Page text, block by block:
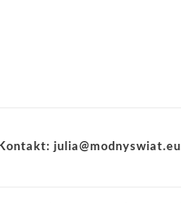
Kontakt: julia@modnyswiat.eu